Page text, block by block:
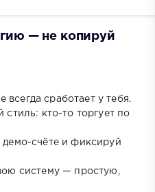
— не копируй
всегда сработает у тебя.
кто-то торгует по
счёте и фиксируй
систему — простую,